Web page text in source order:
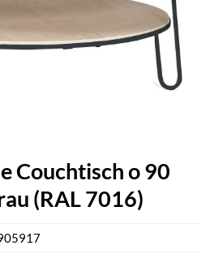
Couchtisch o 90
(RAL 7016)